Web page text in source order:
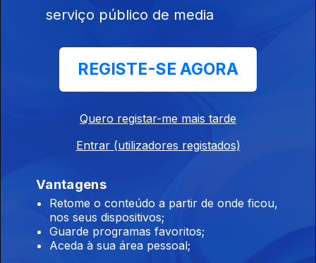
Edição | Lília Almeida
Edição | Margarida Pereira
Edição I Sandra Pimenta
19 jul. 2026
serviço público de media
REGISTE-SE AGORA
Quero registar-me mais tarde
Entrar (utilizadores registados)
Vantagens
Retome o conteúdo a partir de onde ficou,
nos seus dispositivos;
Guarde programas favoritos;
Aceda à sua área pessoal;